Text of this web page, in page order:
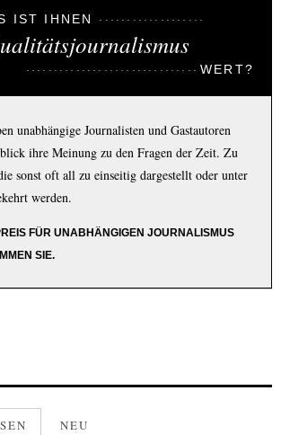
IST IHNEN
WERT?
unabhängige Journalisten und Gastautoren
ihre Meinung zu den Fragen der Zeit. Zu
sonst oft all zu einseitig dargestellt oder unter
werden.
FÜR UNABHÄNGIGEN JOURNALISMUS
SIE.
NEU